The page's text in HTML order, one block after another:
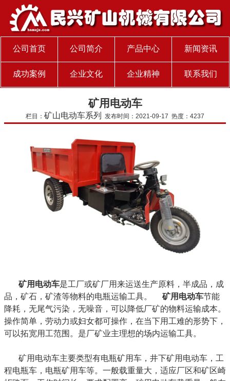
公司首页 公司简介 产品中心 新闻资讯
成功案例 企业文化 企业精神 联系我们
矿用电动车
栏目： 矿山电动车系列 发布时间：2021-09-17 热度：4237
矿用电动车是工厂或矿厂用来运送生产原料，半成品，成
品，矿石，矿渣等物料的电瓶运输工具。 矿用电动车节能
降耗，无尾气污染，无噪音，可以降低厂矿的物料运输成本。
操作简单，劳动力或妇女都可操作，在当下用工难的形势下，
可以拓宽用工范围。是厂矿业主理想的场内运输工具。
矿用电动车主要类型有电瓶矿用车，井下矿用电动车，工
程电瓶车，电瓶矿用车等。一般载重量大，适应厂区和矿区崎